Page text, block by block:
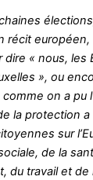
récit européen,
dire « nous,
», ou
on a pu
la protection
sur
de la
du travail et de